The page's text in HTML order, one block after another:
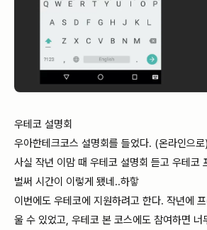
우테코 설명회
우아한테크코스 설명회를 들었다. (온라인으로)
사실 작년 이맘 때 우테코 설명회 듣고 우테코
벌써 시간이 이렇게 됐네..하핳
이번에도 우테코에 지원하려고 한다. 작년에
울 수 있었고, 우테코 본 코스에도 참여하면 너